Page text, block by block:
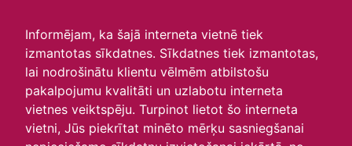
Informējam, ka šajā interneta vietnē tiek
izmantotas sīkdatnes. Sīkdatnes tiek izmantotas,
lai nodrošinātu klientu vēlmēm atbilstošu
pakalpojumu kvalitāti un uzlabotu interneta
vietnes veiktspēju. Turpinot lietot šo interneta
vietni, Jūs piekrītat minēto mērķu sasniegšanai
Tikšanās ar Tukuma novada
pašvaldības Vides
pārvaldības speciālistu!